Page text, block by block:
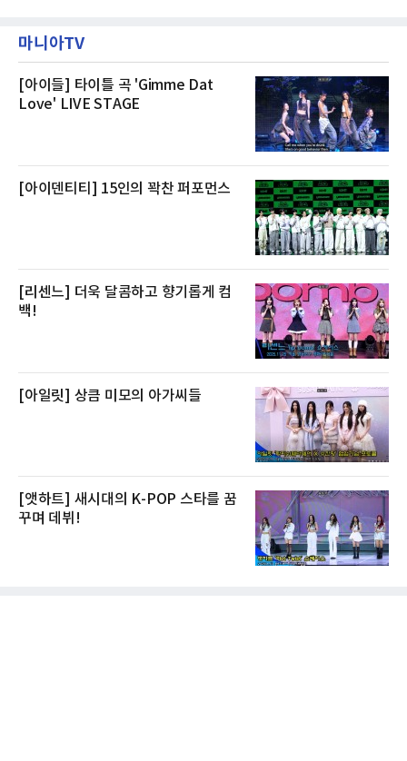
스 센터 사우나 2인 이용 혜택이 포함된다.특히
클럽 앰배서더 라운지
우 등이 포함됐다. 쿠팡은 올해 큰 크기의 전복
생산량이 늘어난 점을 반영해 주요 산지 상품을
전복은 산지에서 채취한 뒤 전국으로 직송되는
방식으로 운영된다. 신선도가 중요한 상품인 만
큼 이르면 다음 날 오전 배송이 가능하도록 물류
마니아TV
[아이들] 타이틀 곡 'Gimme Dat
Love' LIVE STAGE
[아이덴티티] 15인의 꽉찬 퍼포먼스
[리센느] 더욱 달콤하고 향기롭게 컴
백!
[아일릿] 상큼 미모의 아가씨들
[앳하트] 새시대의 K-POP 스타를 꿈
꾸며 데뷔!